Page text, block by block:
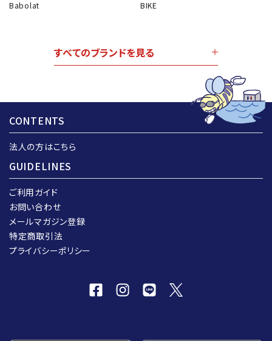
Babolat BIKE
すべてのブランドを見る
CONTENTS
法人の方はこちら
GUIDELINES
ご利用ガイド
お問い合わせ
メールマガジン登録
特定商取引法
プライバシーポリシー